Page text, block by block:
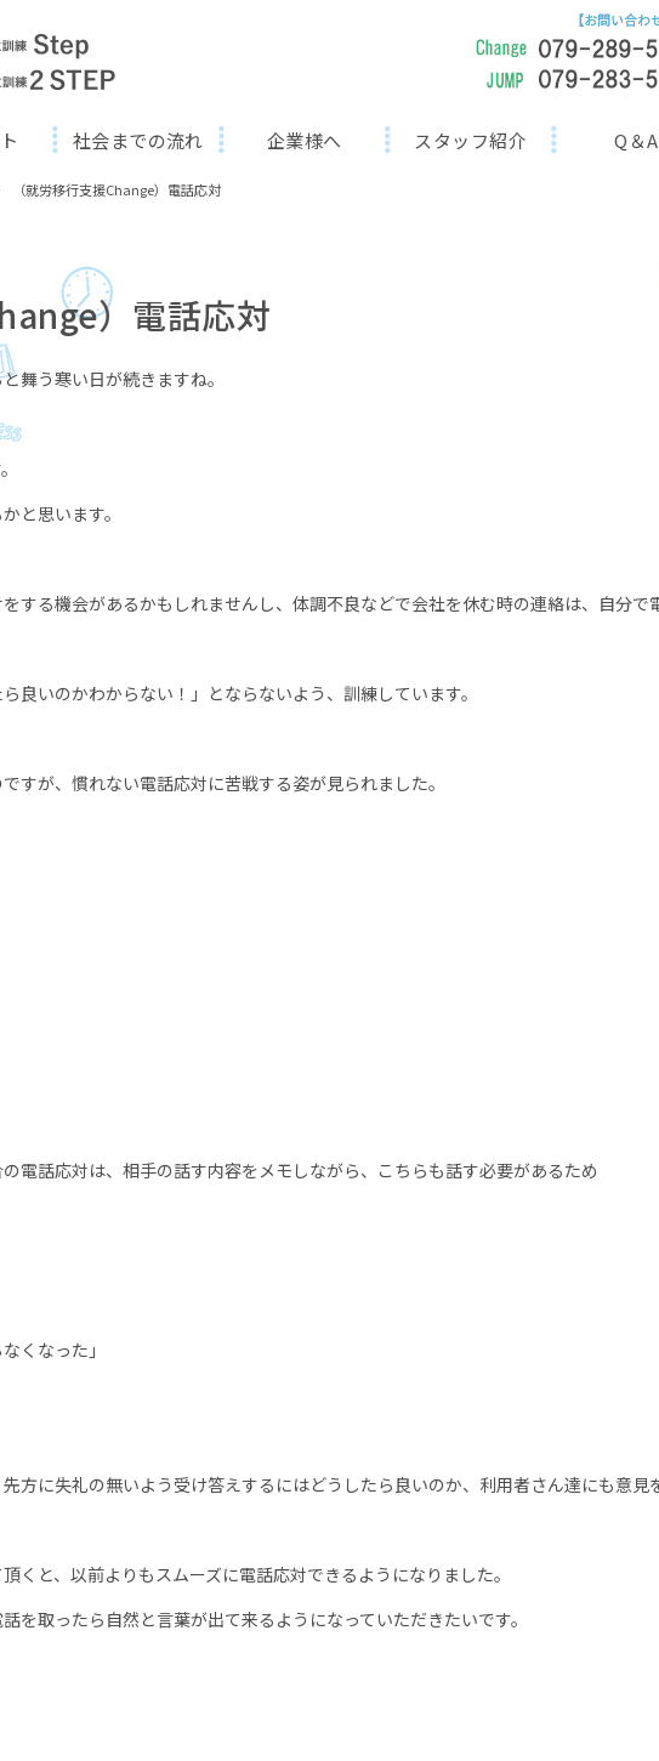
社会までの流れ 企業様へ スタッフ紹介 Q＆A
（就労移行支援Change）電話応対
）電話応対
舞う寒い日が続きますね。
と思います。
する機会があるかもしれませんし、体調不良などで会社を休む時の連絡は、自分で
良いのかわからない！」とならないよう、訓練しています。
すが、慣れない電話応対に苦戦する姿が見られました。
電話応対は、相手の話す内容をメモしながら、こちらも話す必要があるため
くなった」
方に失礼の無いよう受け答えするにはどうしたら良いのか、利用者さん達にも意見
くと、以前よりもスムーズに電話応対できるようになりました。
を取ったら自然と言葉が出て来るようになっていただきたいです。